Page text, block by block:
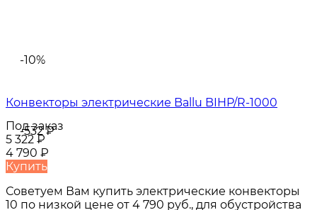
-10%
-532₽
Конвекторы электрические Ballu BIHP/R-1000
Под заказ
5 322₽
4 790 ₽
Купить
Советуем Вам купить электрические конвекторы
10 по низкой цене от 4 790 руб., для обустройства